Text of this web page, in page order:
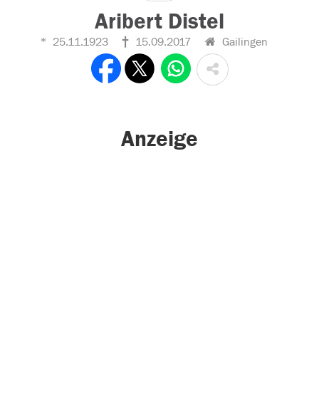
Aribert Distel
25.11.1923 15.09.2017 Gailingen
Anzeige